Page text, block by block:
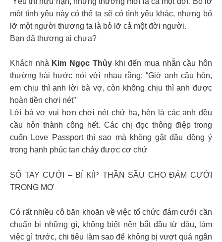
một tình yêu này có thể ta sẽ có tình yêu khác, nhưng bỏ
lỡ một người thương ta là bỏ lỡ cả một đời người.
Bạn đã thương ai chưa?
Khách nhà Kim Ngọc Thủy khi đến mua nhẫn cầu hôn
thường hài hước nói với nhau rằng: “Giờ anh cầu hôn,
em chịu thì anh lời bà vợ, còn không chịu thì anh được
hoàn tiền chơi nét”
Lời bà vợ vui hơn chơi nét chứ ha, hên là các anh đều
cầu hôn thành công hết. Các chị đọc thông điệp trong
cuốn Love Passport thì sao mà không gật đầu đồng ý
trong hạnh phúc tan chảy được cơ chứ
SỔ TAY CƯỚI – BÍ KÍP THẦN SẦU CHO ĐÁM CƯỚI
TRONG MƠ
Có rất nhiều cô băn khoăn về việc tổ chức đám cưới cần
chuẩn bị những gì, không biết nên bắt đầu từ đâu, làm
việc gì trước, chi tiêu làm sao để không bị vượt quá ngân